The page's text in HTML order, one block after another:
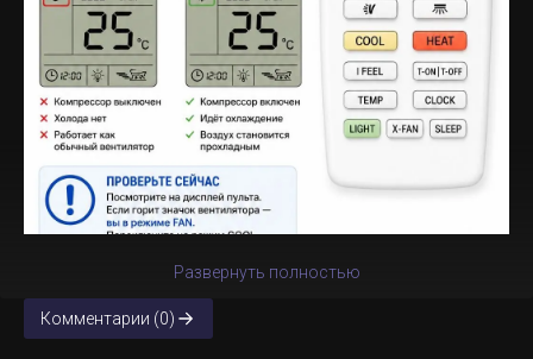
Развернуть полностью
Комментарии (0)